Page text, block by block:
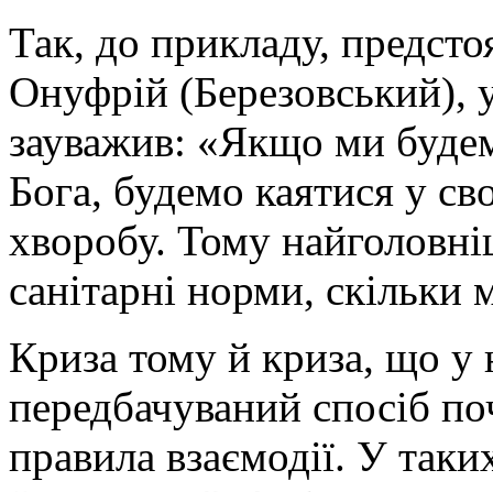
Так, до прикладу,
Онуфрій (Березовський),
зауважив: «Якщо ми
Бога, будемо каятися у
хворобу. Тому
санітарні норми, скільки
Криза тому й криза, що у
передбачуваний спосіб
правила взаємодії. У